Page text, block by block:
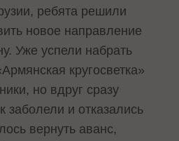
ребята решили
новое направление
Уже успели набрать
кругосветка»
но вдруг сразу
заболели и отказались
вернуть аванс,